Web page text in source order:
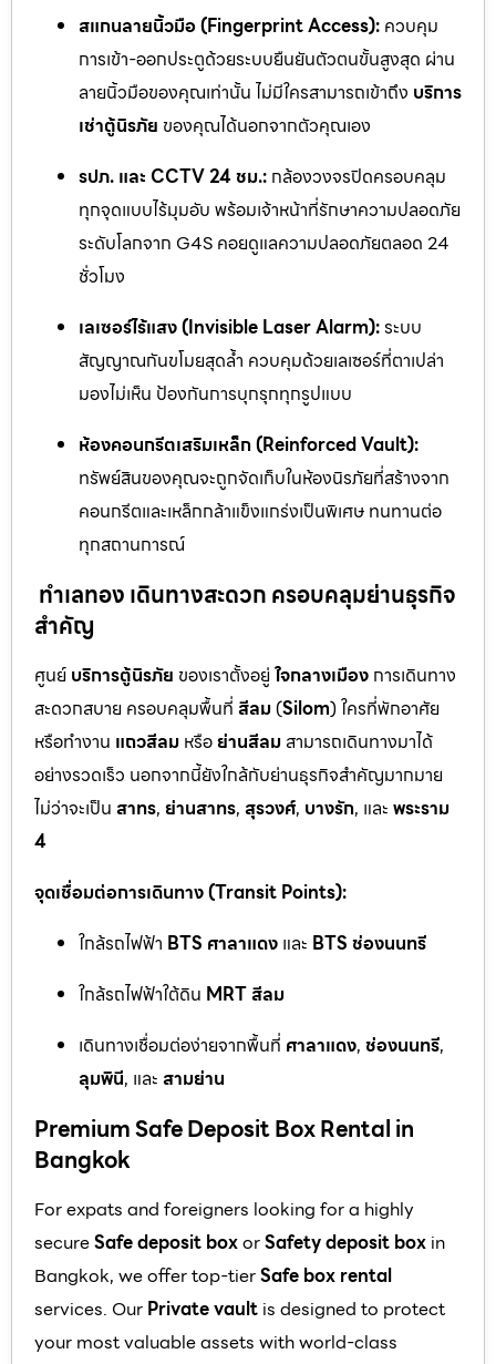
สแกนลายนิ้วมือ (Fingerprint Access): ควบคุม
การเข้า-ออกประตูด้วยระบบยืนยันตัวตนขั้นสูงสุด ผ่าน
ลายนิ้วมือของคุณเท่านั้น ไม่มีใครสามารถเข้าถึง บริการ
เช่าตู้นิรภัย ของคุณได้นอกจากตัวคุณเอง
รปภ. และ CCTV 24 ชม.: กล้องวงจรปิดครอบคลุม
ทุกจุดแบบไร้มุมอับ พร้อมเจ้าหน้าที่รักษาความปลอดภัย
ระดับโลกจาก G4S คอยดูแลความปลอดภัยตลอด 24
ชั่วโมง
เลเซอร์ไร้แสง (Invisible Laser Alarm):ระบบ
สัญญาณกันขโมยสุดล้ำ ควบคุมด้วยเลเซอร์ที่ตาเปล่า
มองไม่เห็น ป้องกันการบุกรุกทุกรูปแบบ
ห้องคอนกรีตเสริมเหล็ก (Reinforced Vault):
ทรัพย์สินของคุณจะถูกจัดเก็บในห้องนิรภัยที่สร้างจาก
คอนกรีตและเหล็กกล้าแข็งแกร่งเป็นพิเศษ ทนทานต่อ
ทุกสถานการณ์
ทำเลทอง เดินทางสะดวก ครอบคลุมย่านธุรกิจ
สำคัญ
ศูนย์ บริการตู้นิรภัย ของเราตั้งอยู่ ใจกลางเมือง การเดินทาง
สะดวกสบาย ครอบคลุมพื้นที่ สีลม(Silom) ใครที่พักอาศัย
หรือทำงาน แถวสีลม หรือย่านสีลม สามารถเดินทางมาได้
อย่างรวดเร็ว นอกจากนี้ยังใกล้กับย่านธุรกิจสำคัญมากมาย
ไม่ว่าจะเป็น สาทร, ย่านสาทร, สุรวงศ์, บางรัก, และ พระราม
4
จุดเชื่อมต่อการเดินทาง (Transit Points):
ใกล้รถไฟฟ้า BTS ศาลาแดง และ BTS ช่องนนทรี
ใกล้รถไฟฟ้าใต้ดิน MRT สีลม
เดินทางเชื่อมต่อง่ายจากพื้นที่ ศาลาแดง, ช่องนนทรี,
ลุมพินี, และ สามย่าน
Premium Safe Deposit Box Rental in
Bangkok
For expats and foreigners looking for a highly
secureSafe deposit boxorSafety deposit box in
Bangkok, we offer top-tierSafe box rental
services. Our Private vault is designed to protect
your most valuable assets with world-class